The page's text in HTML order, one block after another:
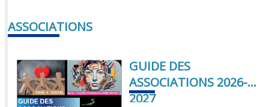
ASSOCIATIONS
GUIDE DES
ASSOCIATIONS 2026-
2027